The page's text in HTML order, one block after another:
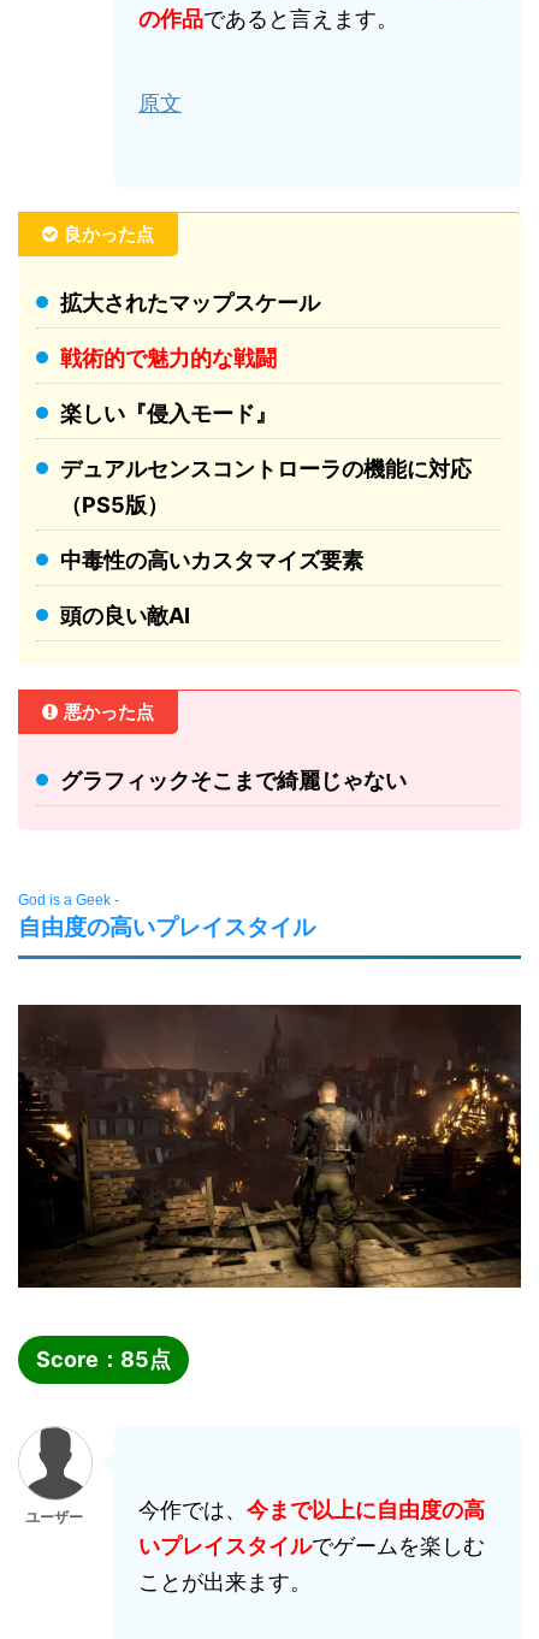
の作品であると言えます。
原文
良かった点
拡大されたマップスケール
戦術的で魅力的な戦闘
楽しい『侵入モード』
デュアルセンスコントローラの機能に対応
（PS5版）
中毒性の高いカスタマイズ要素
頭の良い敵AI
悪かった点
グラフィックそこまで綺麗じゃない
God is a Geek -
自由度の高いプレイスタイル
Score： 85点
ユーザー 今作では、 今まで以上に自由度の高
いプレイスタイルでゲームを楽しむ
ことが出来ます。